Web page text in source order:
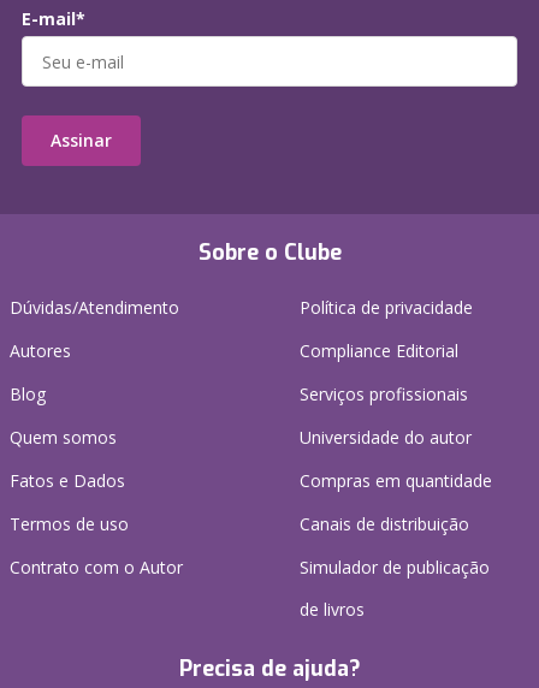
Sobre o Clube
Dúvidas/Atendimento
Autores
Blog
Quem somos
Fatos e Dados
Termos de uso
Contrato com o Autor
Política de privacidade
Compliance Editorial
Serviços profissionais
Universidade do autor
Compras em quantidade
Canais de distribuição
Simulador de publicação
de livros
Precisa de ajuda?
E-mail*
Assinar